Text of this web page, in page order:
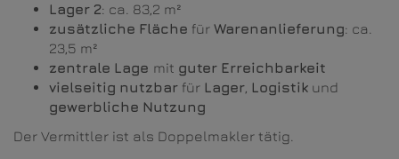
Lager 2: ca. 83,2 m²
zusätzliche Fläche für Warenanlieferung: ca.
23,5 m²
zentrale Lage mit guter Erreichbarkeit
vielseitig nutzbar für Lager Logistik und
gewerbliche Nutzung
Der Vermittler ist als Doppelmakler tätig.